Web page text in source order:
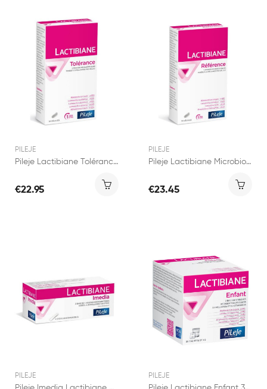
PILEJE
Pileje Lactibiane Tolérance 30 gélules
€22.95
PILEJE
Pileje Lactibiane Microbiotiques Reference 30...
€23.45
PILEJE PILEJE